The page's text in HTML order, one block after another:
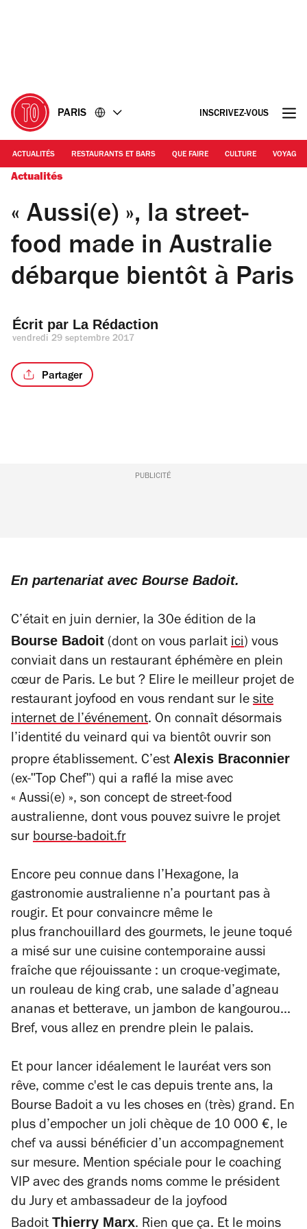
PARIS INSCRIVEZ-VOUS
ACTUALITÉS RESTAURANTS ET BARS QUE FAIRE CULTURE VOYAGE
Actualités
« Aussi(e) », la street-
food made in Australie
débarque bientôt à Paris
Écrit par La Rédaction
vendredi 29 septembre 2017
Partager
PUBLICITÉ
En partenariat avec Bourse Badoit.
C’était en juin dernier, la 30e édition de la
Bourse Badoit (dont on vous parlait ici) vous
conviait dans un restaurant éphémère en plein
cœur de Paris. Le but ? Elire le meilleur projet de
restaurant joyfood en vous rendant sur le site
internet de l’événement. On connaît désormais
l’identité du veinard qui va bientôt ouvrir son
propre établissement. C’est Alexis Braconnier
(ex-ʺTop Chefʺ) qui a raflé la mise avec
« Aussi(e) », son concept de street-food
australienne, dont vous pouvez suivre le projet
sur bourse-badoit.fr
Encore peu connue dans l’Hexagone, la
gastronomie australienne n’a pourtant pas à
rougir. Et pour convaincre même le
plus franchouillard des gourmets, le jeune toqué
a misé sur une cuisine contemporaine aussi
fraîche que réjouissante : un croque-vegimate,
un rouleau de king crab, une salade d’agneau
ananas et betterave, un jambon de kangourou...
Bref, vous allez en prendre plein le palais.
Et pour lancer idéalement le lauréat vers son
rêve, comme c'est le cas depuis trente ans, la
Bourse Badoit a vu les choses en (très) grand. En
plus d’empocher un joli chèque de 10 000 €, le
chef va aussi bénéficier d’un accompagnement
sur mesure. Mention spéciale pour le coaching
VIP avec des grands noms comme le président
du Jury et ambassadeur de la joyfood
Badoit Thierry Marx. Rien que ça. Et le moins